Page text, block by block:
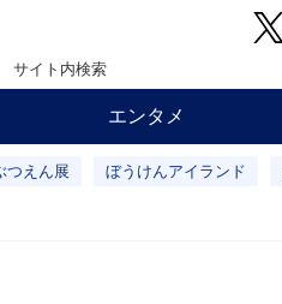
サイト内検索
エンタメ
つえん展 ぼうけんアイランド